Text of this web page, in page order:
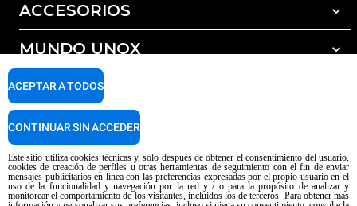
ACCESORIOS
Todos los accesorios
Detergentes para lavado automático
Detergentes para lavado manual
Tratamiento de agua con filtros de resina
MUNDO UNOX
Nuestras sedes en el mundo
SOPORTE
Garantía Unox
Centros de servicio técnico
Aviso sobre el contenido generado por IA
Privacy policy Cookie policy
Este sitio utiliza cookies técnicas y, solo después de obtener el consentimiento del usuario,
cookies de creación de perfiles u otras herramientas de seguimiento con el fin de enviar
mensajes publicitarios en línea con las preferencias expresadas por el propio usuario en el
uso de la funcionalidad y navegación por la red y / o para la propósito de analizar y
monitorear el comportamiento de los visitantes, incluidos los de terceros. Para obtener más
ACEPTAR A TODOS
CONTINUAR SIN ACCEDER